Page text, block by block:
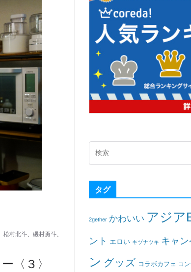
松村北斗、 磯村勇斗、
〈３〉
タグ
2gether かわいい アジア
ント エロい キヅナツキ キャ
ン グッズ コラボカフェ コ